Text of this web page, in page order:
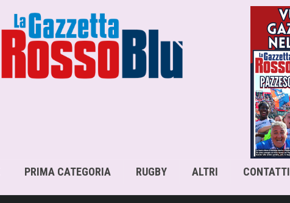
PRIMA CATEGORIA RUGBY ALTRI CONTATTI